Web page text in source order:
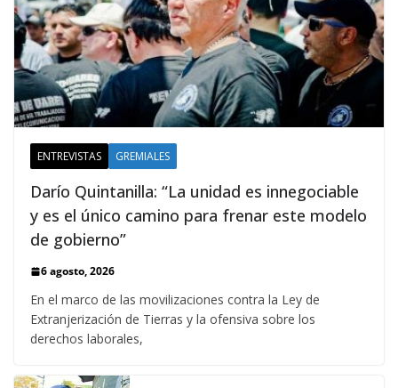
ENTREVISTAS GREMIALES
Darío Quintanilla: “La unidad es innegociable
y es el único camino para frenar este modelo
de gobierno”
6 agosto, 2026
En el marco de las movilizaciones contra la Ley de
Extranjerización de Tierras y la ofensiva sobre los
derechos laborales,